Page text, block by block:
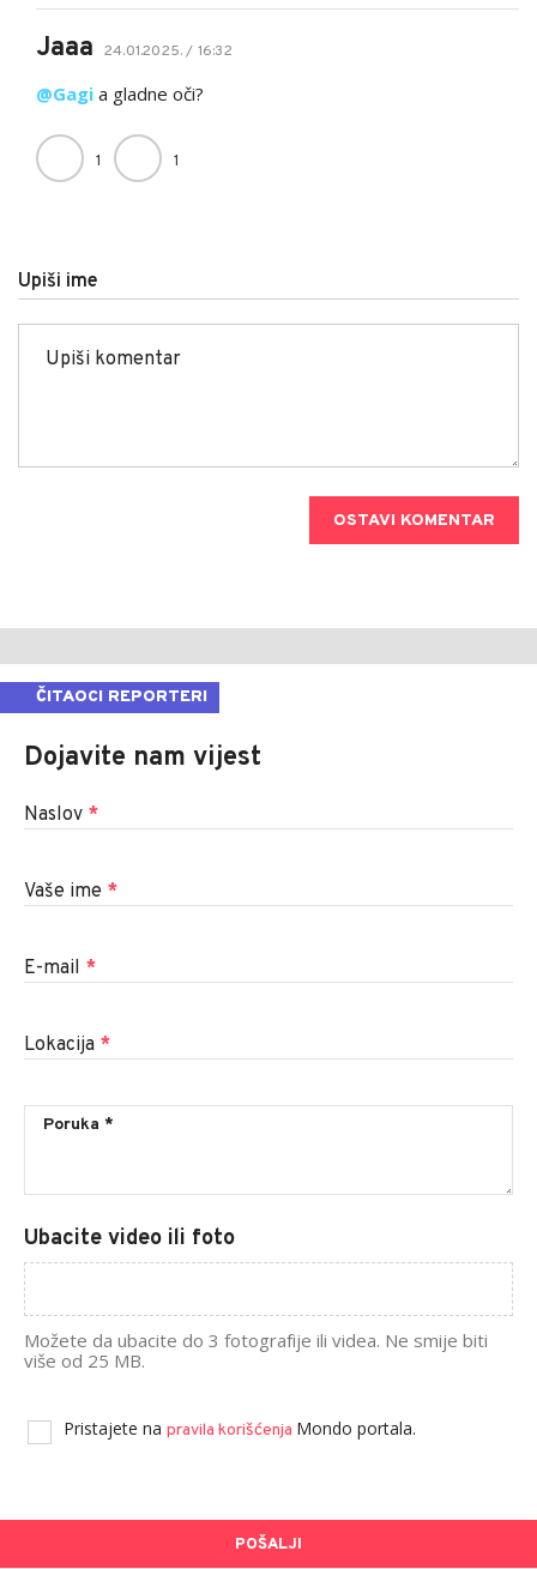
Jaaa 24.01.2025. / 16:32
@Gagi a gladne oči?
1 1
Upiši ime
OSTAVI KOMENTAR
ČITAOCI REPORTERI
Dojavite nam vijest
Naslov *
Vaše ime *
E-mail *
Lokacija *
Ubacite video ili foto
Možete da ubacite do 3 fotografije ili videa. Ne smije biti
više od 25 MB.
Pristajete na pravila korišćenja Mondo portala.
POŠALJI